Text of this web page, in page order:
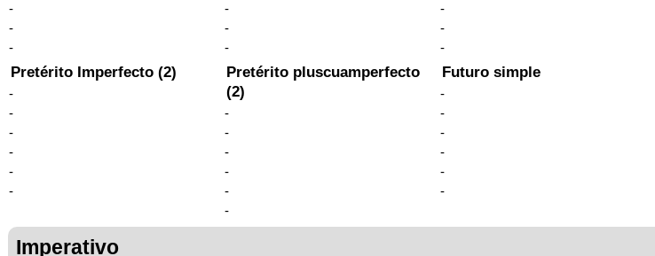
-
-
-
-
-
-
-
-
-
Pretérito Imperfecto (2)
-
-
-
-
-
-
Pretérito pluscuamperfecto
(2)
-
-
-
-
-
-
Futuro simple
-
-
-
-
-
-
Imperativo